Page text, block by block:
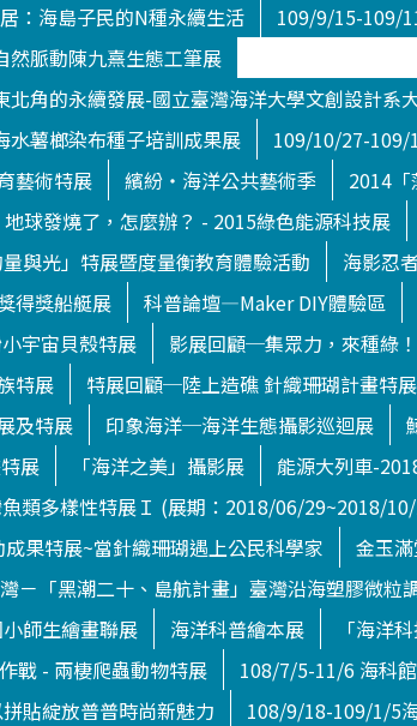
：海島子民的N種永續生活
109/9/15-109/
脈動陳九熹生態工筆展
角的永續發展-國立臺灣海洋大學文創設計系
薯榔染布種子培訓成果展
109/10/27-109/
藝術特展
繽紛‧海洋公共藝術季 2014
地球發燒了，怎麼辦？ - 2015綠色能源科技展
量與光」特展暨度量衡教育體驗活動
海影忍
得獎船艇展
科普論壇—Maker DIY體驗區
宇宙貝殼特展
影展回顧─集眾力，來種綠
特展
特展回顧─陸上造礁 針織珊瑚計畫特展
及特展
印象海洋─海洋生態攝影巡迴展
展
「海洋之美」攝影展
能源大列車-
類多樣性特展Ｉ (展期：2018/06/29~2018/
果特展~當針織珊瑚遇上公民科學家
金玉
－「黑潮二十、島航計畫」臺灣沿海塑膠微粒
師生繪畫聯展
海洋科普繪本展
「海洋
戰 - 兩棲爬蟲動物特展
108/7/5-11/6 海科
貼綻放普普時尚新魅力
108/9/18-109/1/5